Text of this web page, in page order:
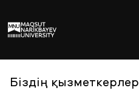
Басты бет
Біздің қызметкерлер